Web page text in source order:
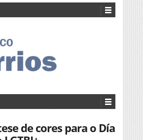
de cores para o Día